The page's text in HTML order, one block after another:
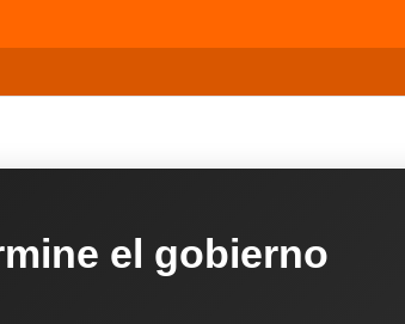
el gobierno